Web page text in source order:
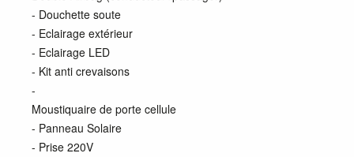
- Douchette soute
- Eclairage extérieur
- Eclairage LED
- Kit anti crevaisons
-
Moustiquaire de porte cellule
- Panneau Solaire
- Prise 220V